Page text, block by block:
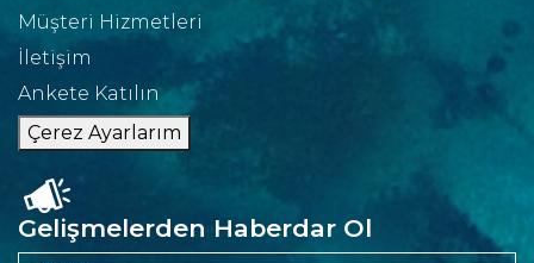
Müşteri Hizmetleri
İletişim
Ankete Katılın
Çerez Ayarlarım
Gelişmelerden Haberdar Ol